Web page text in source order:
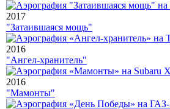
2017
"Затаившаяся мощь"
2016
"Ангел-хранитель"
2016
"Мамонты"